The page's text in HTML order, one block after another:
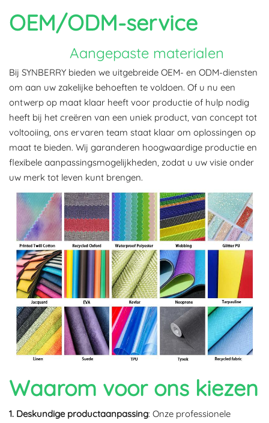
OEM/ODM-service
Aangepaste materialen
Bij SYNBERRY bieden we uitgebreide OEM- en ODM-diensten
om aan uw zakelijke behoeften te voldoen. Of u nu een
ontwerp op maat klaar heeft voor productie of hulp nodig
heeft bij het creëren van een uniek product, van concept tot
voltooiing, ons ervaren team staat klaar om oplossingen op
maat te bieden. Wij garanderen hoogwaardige productie en
flexibele aanpassingsmogelijkheden, zodat u uw visie onder
uw merk tot leven kunt brengen.
Waarom voor ons kiezen
1. Deskundige productaanpassing: Onze professionele